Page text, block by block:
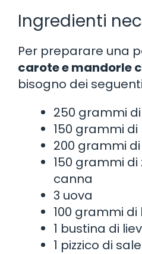
Ingredienti
Per preparare una
carote e mandorle
bisogno dei
250 grammi
150 grammi
200 grammi
150 grammi
canna
3 uova
100 grammi di
1 bustina di
1 pizzico di sale